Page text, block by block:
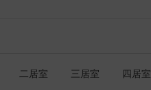
二居室 三居室
四居室